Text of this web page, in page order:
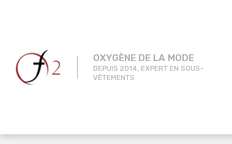
OXYGÈNE DE LA MODE
DEPUIS 2014, EXPERT EN SOUS-
VÊTEMENTS